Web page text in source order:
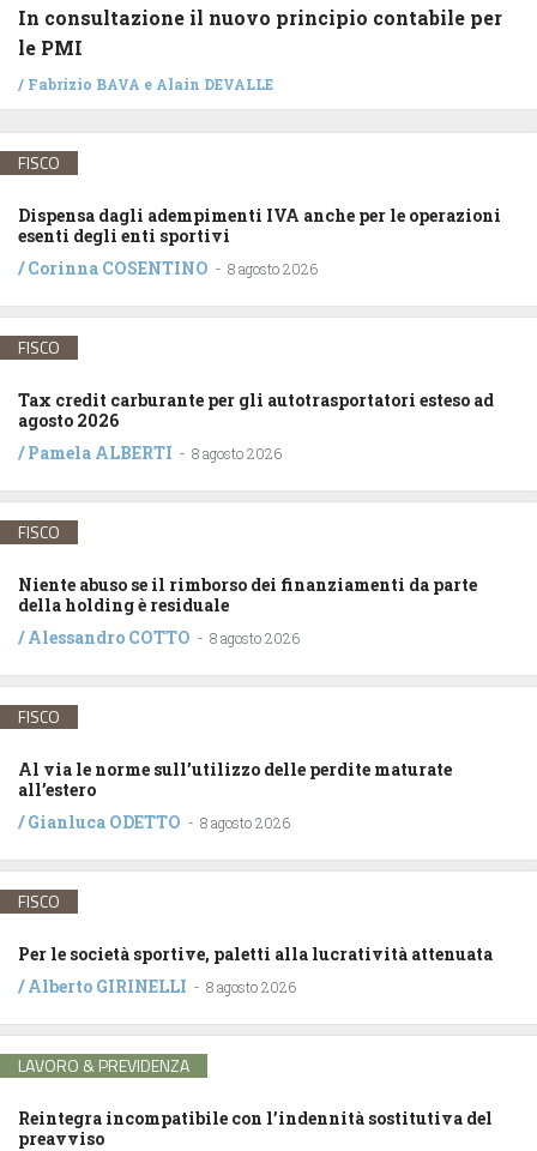
In consultazione il nuovo principio contabile per
le PMI
/ Fabrizio BAVA e Alain DEVALLE
FISCO
Dispensa dagli adempimenti IVA anche per le operazioni
esenti degli enti sportivi
/Corinna COSENTINO - 8 agosto 2026
FISCO
Tax credit carburante per gli autotrasportatori esteso ad
agosto 2026
/Pamela ALBERTI - 8 agosto 2026
FISCO
Niente abuso se il rimborso dei finanziamenti da parte
della holding è residuale
/Alessandro COTTO - 8 agosto 2026
FISCO
Al via le norme sull’utilizzo delle perdite maturate
all’estero
/Gianluca ODETTO - 8 agosto 2026
FISCO
Per le società sportive, paletti alla lucratività attenuata
/Alberto GIRINELLI - 8 agosto 2026
LAVORO & PREVIDENZA
Reintegra incompatibile con l’indennità sostitutiva del
preavviso